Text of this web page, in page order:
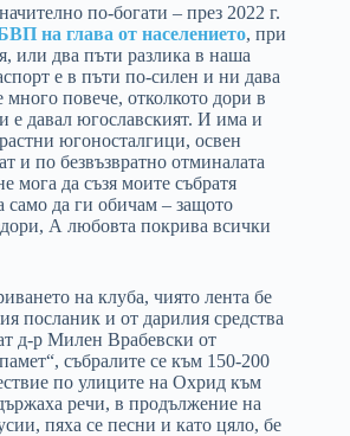
по-богати – през 2022 г.
на глава от населението, при
или два пъти разлика в наша
е в пъти по-силен и ни дава
много повече, отколкото дори в
е давал югославският. И има и
югоносталгици, освен
и по безвъзвратно отминалата
мога да съзя моите събратя
само да ги обичам – защото
А любовта покрива всички
на клуба, чиято лента бе
посланик и от дарилия средства
д-р Милен Врабевски от
събралите се към 150-200
по улиците на Охрид към
речи, в продължение на
пяха се песни и като цяло, бе